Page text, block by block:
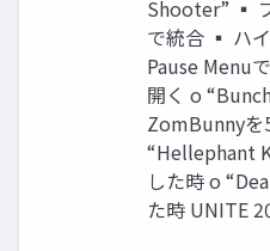
Shooter” ▪
で統合 ▪ ハ
Pause Menu
開く o
ZomBunnyを
“Hellephant
した時 o
た時 UNITE